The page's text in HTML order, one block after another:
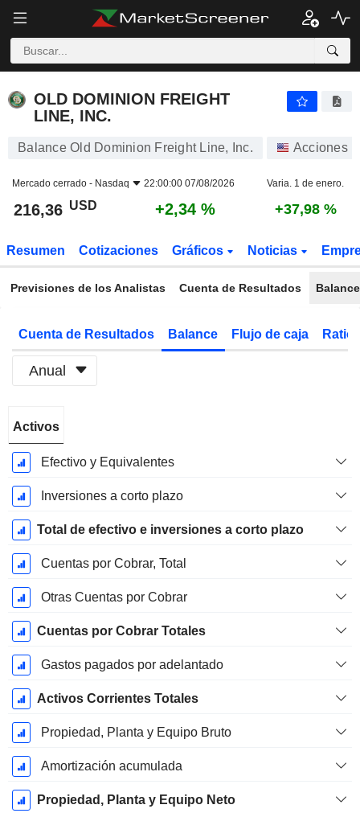
OLD DOMINION FREIGHT
LINE, INC.
Balance Old Dominion Freight Line, Inc. Acciones
Mercado cerrado - Nasdaq 22:00:00 07/08/2026 Varia. 1 de enero.
216,36 USD +2,34 % +37,98 %
Resumen Cotizaciones Gráficos Noticias
Previsiones de los Analistas Cuenta de Resultados Balance
Cuenta de Resultados Balance Flujo de caja
Anual
fiscal:
Diciembre
Activos
Efectivo y Equivalentes
Inversiones a corto plazo
Total de efectivo e inversiones a corto plazo
Cuentas por Cobrar, Total
Otras Cuentas por Cobrar
Cuentas por Cobrar Totales
Gastos pagados por adelantado
Activos Corrientes Totales
Propiedad, Planta y Equipo Bruto
Amortización acumulada
Propiedad, Planta y Equipo Neto